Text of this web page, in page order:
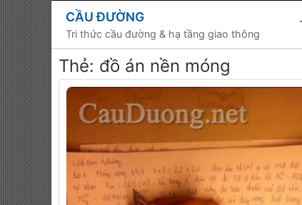
CẦU ĐƯỜNG
Tri thức cầu đường & hạ tầng giao thông
Thẻ: đồ án nền móng